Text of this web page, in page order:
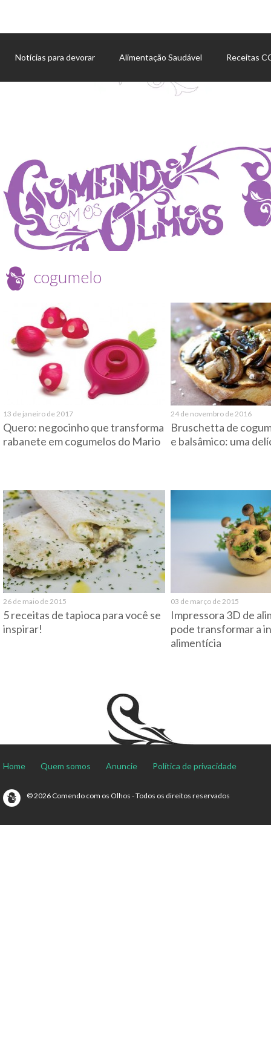
Notícias para devorar Alimentação Saudável Receitas
cogumelo
13 de janeiro de 2017
Quero: negocinho que transforma
rabanete em cogumelos do Mario
24 de novembro de 2016
Bruschetta de
e balsâmico: uma
26 de maio de 2015
5 receitas de tapioca para você se
inspirar!
03 de março de 2015
Impressora 3D de
pode transformar a
alimentícia
Home Quem somos Anuncie Política de privacidade
© 2026 Comendo com os Olhos - Todos os direitos reservados